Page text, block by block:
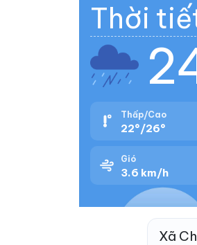
Thời
Thấp/Cao
22°/26°
Gió
3.6 km/h
Xã